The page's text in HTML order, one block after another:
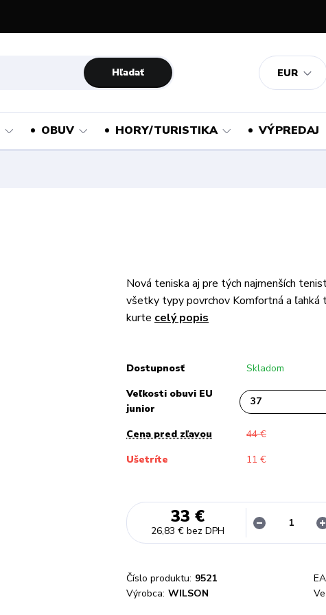
EUR
Hľadať
OBUV HORY/TURISTIKA VÝPREDAJ
Nová teniska aj pre tých najmenších
všetky typy povrchov Komfortná a ľahká
kurte celý popis
Dostupnosť
Skladom
Veľkosti obuvi EU
junior
Cena pred zľavou
44 €
Ušetríte
11 €
33 €
26,83 € bez DPH
Číslo produktu: 9521
Výrobca: WILSON